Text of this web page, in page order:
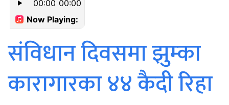
संविधान दिवसमा झुम्का
कारागारका ४४ कैदी रिहा